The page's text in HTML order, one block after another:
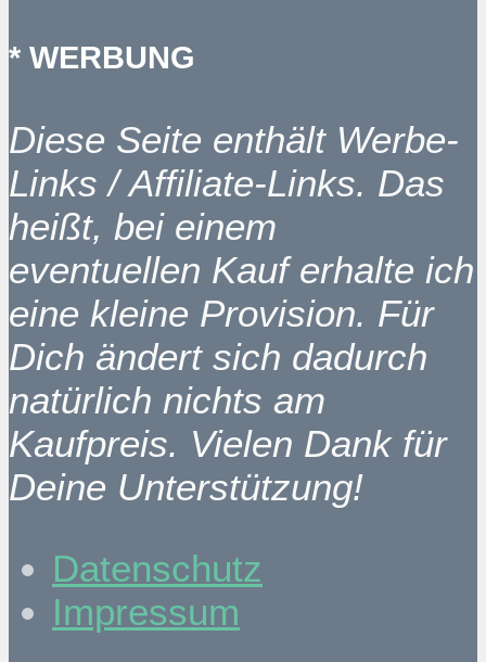
* WERBUNG
Diese Seite enthält Werbe-
Links / Affiliate-Links. Das
heißt, bei einem
eventuellen Kauf erhalte ich
eine kleine Provision. Für
Dich ändert sich dadurch
natürlich nichts am
Kaufpreis. Vielen Dank für
Deine Unterstützung!
Datenschutz
Impressum